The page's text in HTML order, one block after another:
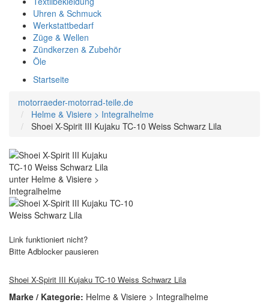
Uhren & Schmuck
Werkstattbedarf
Züge & Wellen
Zündkerzen & Zubehör
Öle
Startseite
motorraeder-motorrad-teile.de
Helme & Visiere > Integralhelme
Shoei X-Spirit III Kujaku TC-10 Weiss Schwarz Lila
Link funktioniert nicht?
Bitte Adblocker pausieren
Shoei X-Spirit III Kujaku TC-10 Weiss Schwarz Lila
Marke / Kategorie: Helme & Visiere > Integralhelme